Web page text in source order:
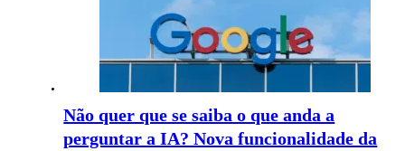
Não quer que se saiba o que anda a
perguntar a IA? Nova funcionalidade da